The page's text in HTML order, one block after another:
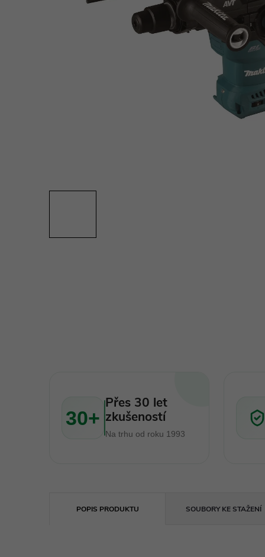
30+
Přes 30 let
zkušeností
Na trhu od roku 1993
POPIS PRODUKTU SOUBORY KE STAŽENÍ